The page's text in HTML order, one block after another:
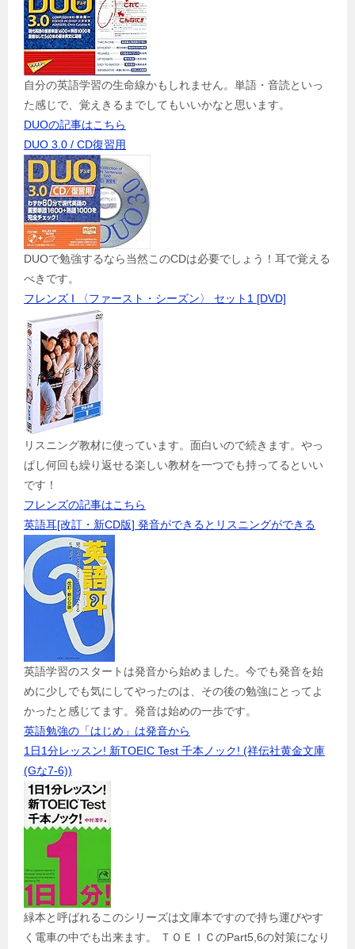
自分の英語学習の生命線かもしれません。単語・音読といっ
た感じで、覚えきるまでしてもいいかなと思います。
DUOの記事はこちら
DUO 3.0 / CD復習用
DUOで勉強するなら当然このCDは必要でしょう！耳で覚える
べきです。
フレンズ I 〈ファースト・シーズン〉 セット1 [DVD]
リスニング教材に使っています。面白いので続きます。やっ
ぱし何回も繰り返せる楽しい教材を一つでも持ってるといい
です！
フレンズの記事はこちら
英語耳[改訂・新CD版] 発音ができるとリスニングができる
英語学習のスタートは発音から始めました。今でも発音を始
めに少しでも気にしてやったのは、その後の勉強にとってよ
かったと感じてます。発音は始めの一歩です。
英語勉強の「はじめ」は発音から
1日1分レッスン! 新TOEIC Test 千本ノック! (祥伝社黄金文庫
(Gな7-6))
緑本と呼ばれるこのシリーズは文庫本ですので持ち運びやす
く電車の中でも出来ます。 ＴＯＥＩＣのPart5,6の対策になり